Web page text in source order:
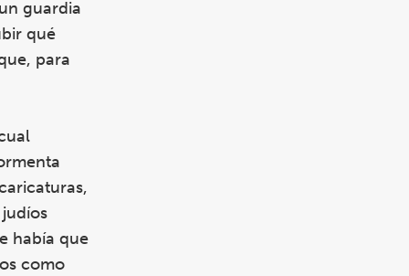
guardia
qué
para
había que
como